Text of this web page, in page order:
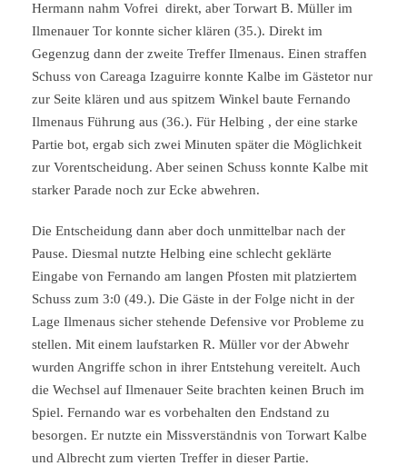
Hermann nahm Vofrei direkt, aber Torwart B. Müller im
Ilmenauer Tor konnte sicher klären (35.). Direkt im
Gegenzug dann der zweite Treffer Ilmenaus. Einen straffen
Schuss von Careaga Izaguirre konnte Kalbe im Gästetor nur
zur Seite klären und aus spitzem Winkel baute Fernando
Ilmenaus Führung aus (36.). Für Helbing , der eine starke
Partie bot, ergab sich zwei Minuten später die Möglichkeit
zur Vorentscheidung. Aber seinen Schuss konnte Kalbe mit
starker Parade noch zur Ecke abwehren.
Die Entscheidung dann aber doch unmittelbar nach der
Pause. Diesmal nutzte Helbing eine schlecht geklärte
Eingabe von Fernando am langen Pfosten mit platziertem
Schuss zum 3:0 (49.). Die Gäste in der Folge nicht in der
Lage Ilmenaus sicher stehende Defensive vor Probleme zu
stellen. Mit einem laufstarken R. Müller vor der Abwehr
wurden Angriffe schon in ihrer Entstehung vereitelt. Auch
die Wechsel auf Ilmenauer Seite brachten keinen Bruch im
Spiel. Fernando war es vorbehalten den Endstand zu
besorgen. Er nutzte ein Missverständnis von Torwart Kalbe
und Albrecht zum vierten Treffer in dieser Partie.